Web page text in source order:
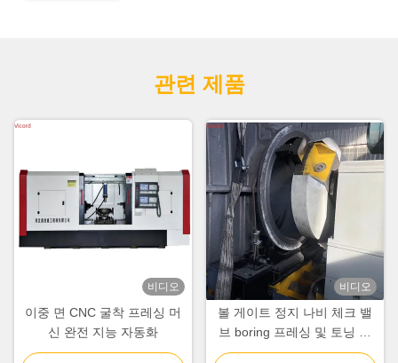
관련 제품
비디오
이중 면 CNC 굴착 프레싱 머
신 완전 지능 자동화
비디오
볼 게이트 정지 나비 체크 밸
브 boring 프레싱 및 토닝 기
계 라트 50 R/Min